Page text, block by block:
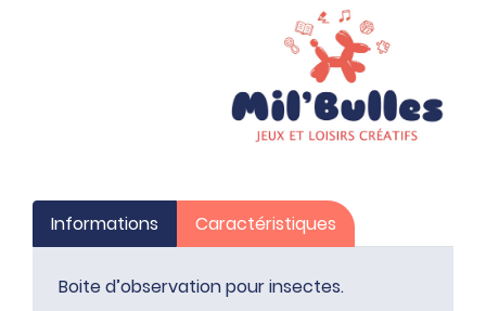
Informations Caractéristiques
Boite d’observation pour insectes.